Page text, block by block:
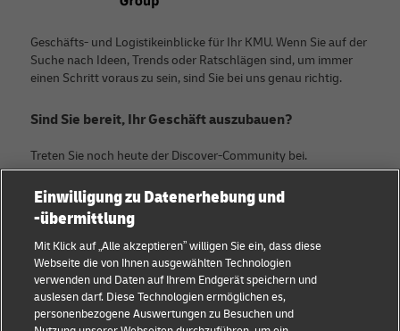
Geschäfts- und Logistikeinblicke für Ihr KMU. Wenn Sie auf der
Suche nach Ideen, Trends oder Ratschlägen sind, um immer
einen Schritt voraus zu sein, sind Sie bei uns genau richtig.
Sind Sie bereit, Ihr Geschäft auszubauen?
Treten Sie noch heute der Discover-Community bei.
Kategorien
KMU Ratgeber
E-Commerce Tipps
B2B-Beratung
Firma
Über DHL
Kontakt
Pressezentrum
Einwilligung zu Datenerhebung und
-übermittlung
Mit Klick auf „Alle akzeptieren” willigen Sie ein, dass diese
Webseite die von Ihnen ausgewählten Technologien
verwenden und Daten auf Ihrem Endgerät speichern und
auslesen darf. Diese Technologien ermöglichen es,
personenbezogene Auswertungen zu Besuchen und